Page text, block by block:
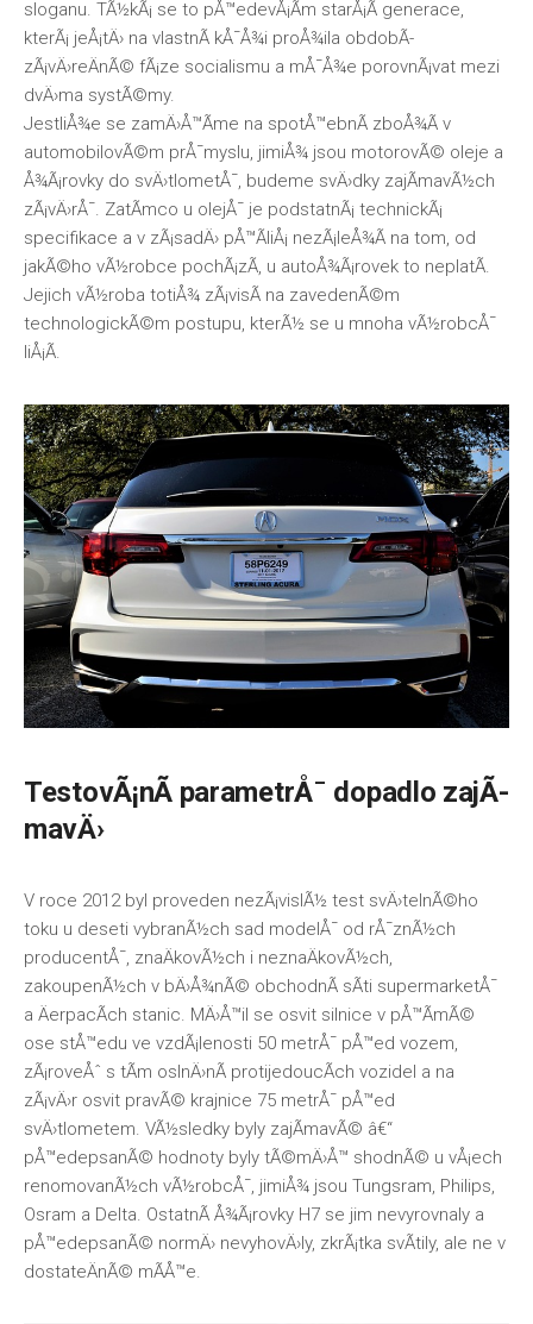
sloganu. TÃ½kÃ¡ se to pÅ™edevÅ¡Ã­m starÅ¡Ã­ generace,
kterÃ¡ jeÅ¡tÄ› na vlastnÃ­ kÅ¯Å¾i proÅ¾ila obdobÃ­
zÃ¡vÄ›reÄnÃ© fÃ¡ze socialismu a mÅ¯Å¾e porovnÃ¡vat mezi
dvÄ›ma systÃ©my.
JestliÅ¾e se zamÄ›Å™Ã­me na spotÅ™ebnÃ­ zboÅ¾Ã­ v
automobilovÃ©m prÅ¯myslu, jimiÅ¾ jsou motorovÃ© oleje a
Å¾Ã¡rovky do svÄ›tlometÅ¯, budeme svÄ›dky zajÃ­mavÃ½ch
zÃ¡vÄ›rÅ¯. ZatÃ­mco u olejÅ¯ je podstatnÃ¡ technickÃ¡
specifikace a v zÃ¡sadÄ› pÅ™Ã­liÅ¡ nezÃ¡leÅ¾Ã­ na tom, od
jakÃ©ho vÃ½robce pochÃ¡zÃ­, u autoÅ¾Ã¡rovek to neplatÃ­.
Jejich vÃ½roba totiÅ¾ zÃ¡visÃ­ na zavedenÃ©m
technologickÃ©m postupu, kterÃ½ se u mnoha vÃ½robcÅ¯
liÅ¡Ã­.
TestovÃ¡nÃ­ parametrÅ¯ dopadlo zajÃ­
mavÄ›
V roce 2012 byl proveden nezÃ¡vislÃ½ test svÄ›telnÃ©ho
toku u deseti vybranÃ½ch sad modelÅ¯ od rÅ¯znÃ½ch
producentÅ¯, znaÄkovÃ½ch i neznaÄkovÃ½ch,
zakoupenÃ½ch v bÄ›Å¾nÃ© obchodnÃ­ sÃ­ti supermarketÅ¯
a ÄerpacÃ­ch stanic. MÄ›Å™il se osvit silnice v pÅ™Ã­mÃ©
ose stÅ™edu ve vzdÃ¡lenosti 50 metrÅ¯ pÅ™ed vozem,
zÃ¡roveÅˆ s tÃ­m oslnÄ›nÃ­ protijedoucÃ­ch vozidel a na
zÃ¡vÄ›r osvit pravÃ© krajnice 75 metrÅ¯ pÅ™ed
svÄ›tlometem. VÃ½sledky byly zajÃ­mavÃ© â€“
pÅ™edepsanÃ© hodnoty byly tÃ©mÄ›Å™ shodnÃ© u vÅ¡ech
renomovanÃ½ch vÃ½robcÅ¯, jimiÅ¾ jsou Tungsram, Philips,
Osram a Delta. OstatnÃ­ Å¾Ã¡rovky H7 se jim nevyrovnaly a
pÅ™edepsanÃ© normÄ› nevyhovÄ›ly, zkrÃ¡tka svÃ­tily, ale ne v
dostateÄnÃ© mÃ­Å™e.